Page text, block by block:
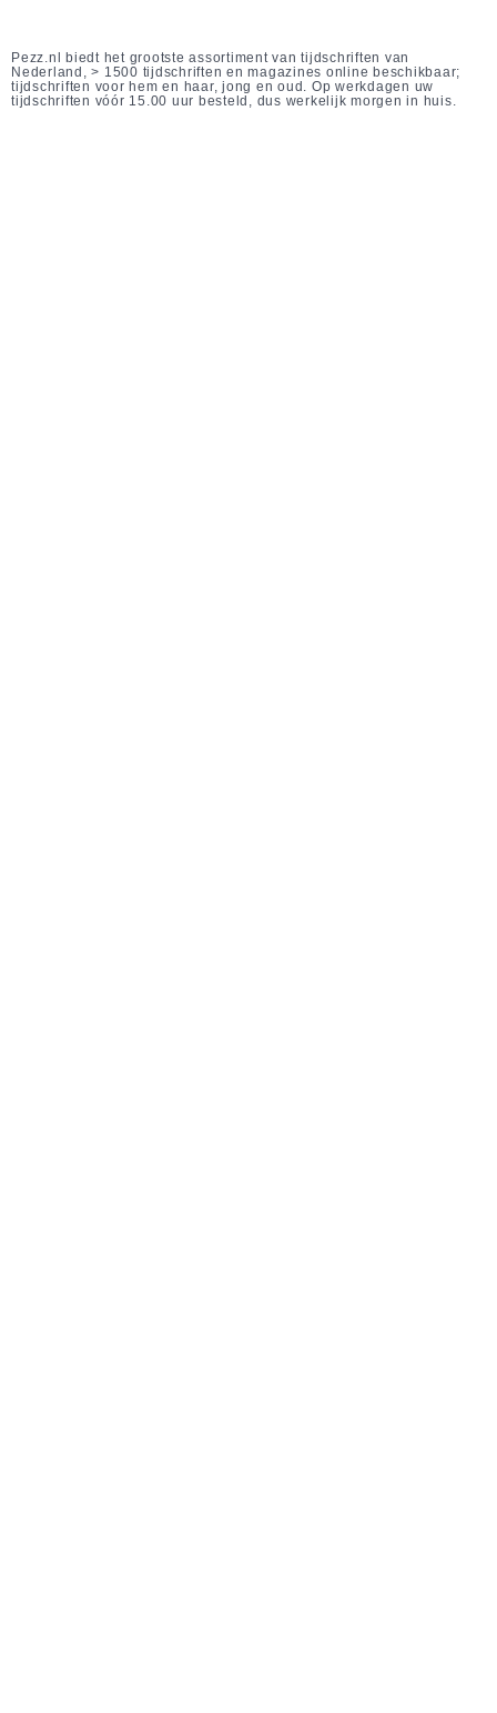
Pezz.nl biedt het grootste assortiment van tijdschriften van
Nederland, > 1500 tijdschriften en magazines online beschikbaar;
tijdschriften voor hem en haar, jong en oud. Op werkdagen uw
tijdschriften vóór 15.00 uur besteld, dus werkelijk morgen in huis.